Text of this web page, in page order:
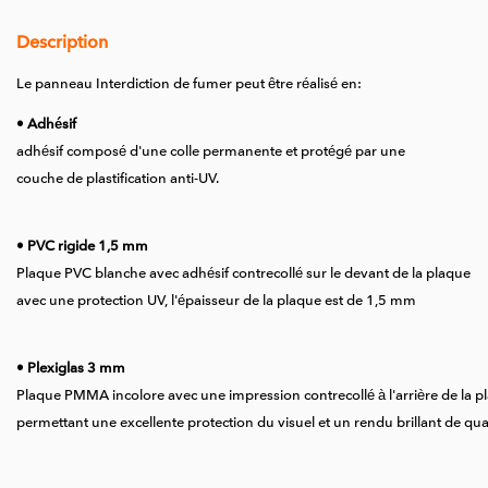
Description
Le panneau Interdiction de fumer peut être réalisé en:
• Adhésif
adhésif composé d'une colle permanente et protégé par une
couche de plastification anti-UV.
• PVC rigide 1,5 mm
Plaque PVC blanche avec adhésif contrecollé sur le devant de la plaque
avec une protection UV, l'épaisseur de la plaque est de 1,5 mm
• Plexiglas 3 mm
Plaque PMMA incolore avec une impression contrecollé à l'arrière de la
permettant une excellente protection du visuel et un rendu brillant de